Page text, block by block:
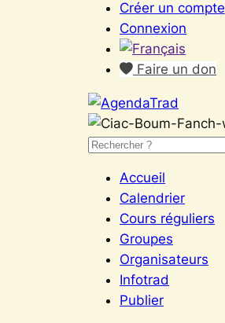
Créer un compte
Connexion
Faire un don
Accueil
Calendrier
Cours réguliers
Groupes
Organisateurs
Infotrad
Publier